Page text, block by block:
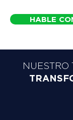
HABLE
NUESTRO